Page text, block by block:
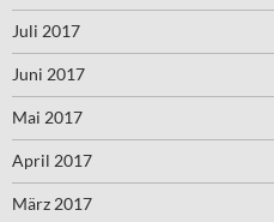
Juli 2017
Juni 2017
Mai 2017
April 2017
März 2017